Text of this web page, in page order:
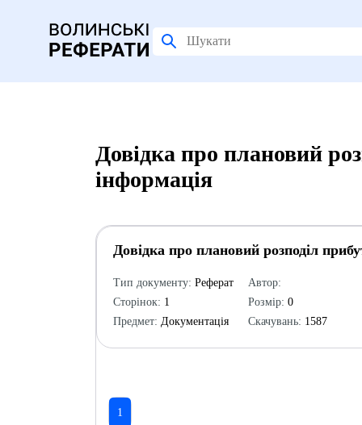
Довідка про плановий
інформація
Довідка про плановий розподіл
Тип документу: Реферат
Сторінок: 1
Предмет: Документація
Автор:
Розмір: 0
Скачувань: 1587
1